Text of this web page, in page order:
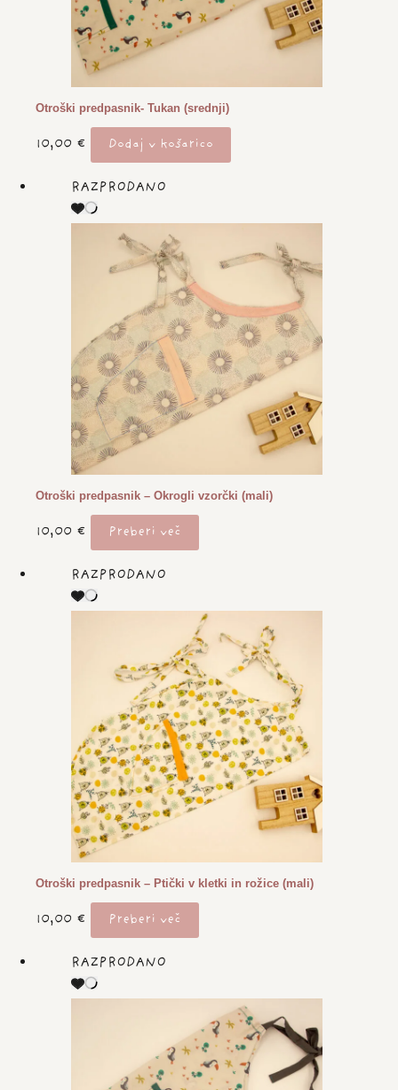
Otroški predpasnik- Tukan (srednji)
10,00 € Dodaj v košarico
RAZPRODANO
Otroški predpasnik – Okrogli vzorčki (mali)
10,00 € Preberi več
RAZPRODANO
Otroški predpasnik – Ptički v kletki in rožice (mali)
10,00 € Preberi več
RAZPRODANO